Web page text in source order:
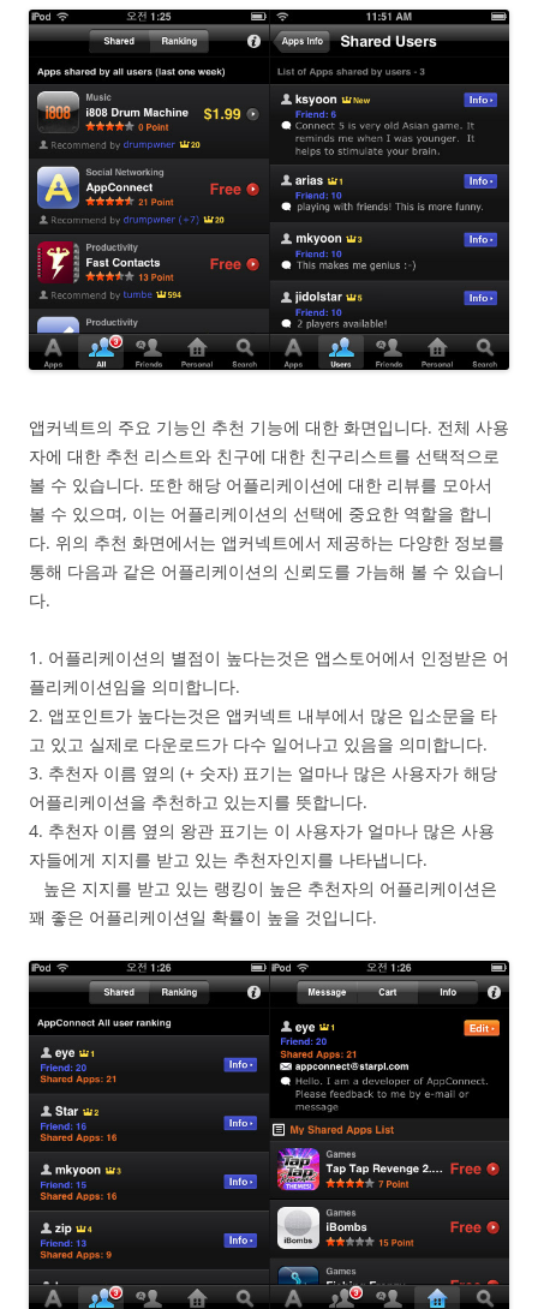
앱커넥트의 주요 기능인 추천 기능에 대한 화면입니다. 전체 사용
자에 대한 추천 리스트와 친구에 대한 친구리스트를 선택적으로
볼 수 있습니다. 또한 해당 어플리케이션에 대한 리뷰를 모아서
볼 수 있으며, 이는 어플리케이션의 선택에 중요한 역할을 합니
다. 위의 추천 화면에서는 앱커넥트에서 제공하는 다양한 정보를
통해 다음과 같은 어플리케이션의 신뢰도를 가늠해 볼 수 있습니
다.
1. 어플리케이션의 별점이 높다는것은 앱스토어에서 인정받은 어
플리케이션임을 의미합니다.
2. 앱포인트가 높다는것은 앱커넥트 내부에서 많은 입소문을 타
고 있고 실제로 다운로드가 다수 일어나고 있음을 의미합니다.
3. 추천자 이름 옆의 (+ 숫자) 표기는 얼마나 많은 사용자가 해당
어플리케이션을 추천하고 있는지를 뜻합니다.
4. 추천자 이름 옆의 왕관 표기는 이 사용자가 얼마나 많은 사용
자들에게 지지를 받고 있는 추천자인지를 나타냅니다.
높은 지지를 받고 있는 랭킹이 높은 추천자의 어플리케이션은
꽤 좋은 어플리케이션일 확률이 높을 것입니다.